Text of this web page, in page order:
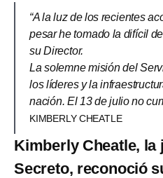
“A la luz de los recientes
pesar he tomado la difícil
su Director.
La solemne misión del
los líderes y la
nación. El 13 de julio no
KIMBERLY CHEATLE
Kimberly Cheatle, la
Secreto, reconoció